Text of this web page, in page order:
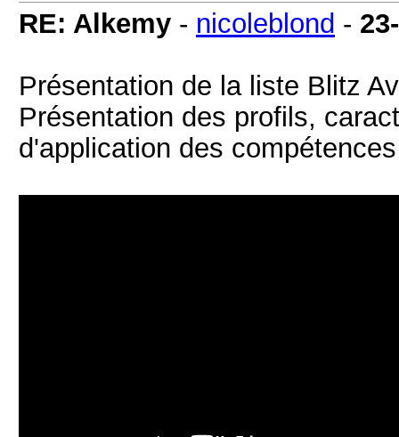
RE: Alkemy - nicoleblond -
Présentation de la liste Blitz
Présentation des profils,
d'application des